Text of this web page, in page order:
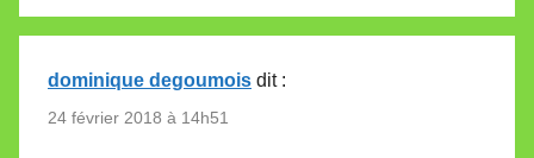
dominique degoumois dit :
24 février 2018 à 14h51